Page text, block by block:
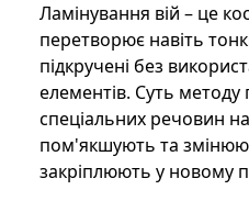
Ламінування вій – це
перетворює навіть
підкручені без
елементів. Суть методу
спеціальних речовин на
пом'якшують та
закріплюють у новому